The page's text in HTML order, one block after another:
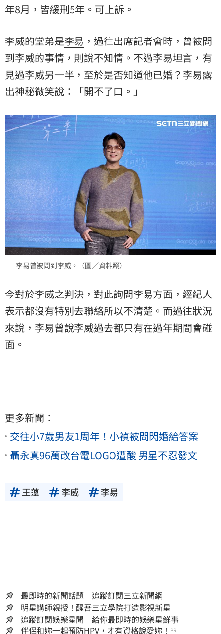
年8月，皆緩刑5年。可上訴。
李威的堂弟是李易 ，過往出席記者會時，曾被問
到李威的事情，則說不知情。不過李易坦言，有
見過李威另一半，至於是否知道他已婚？李易露
出神秘微笑說：「開不了口。」
李易曾被問到李威。（圖／資料照）
今對於李威之判決，對此詢問李易方面，經紀人
表示都沒有特別去聯絡所以不清楚。而過往狀況
來說，李易曾說李威過去都只有在過年期間會碰
面。
更多新聞：
交往小7歲男友1周年！小禎被問閃婚給答案
聶永真96萬改台電LOGO遭酸 男星不忍發文
王薀 李威 李易
最即時的新聞話題 追蹤訂閱三立新聞網
明星講師親授！醒吾三立學院打造影視新星
追蹤訂閱娛樂星聞 給你最即時的娛樂星鮮事
伴侶和妳一起預防HPV，才有資格說愛妳！ PR